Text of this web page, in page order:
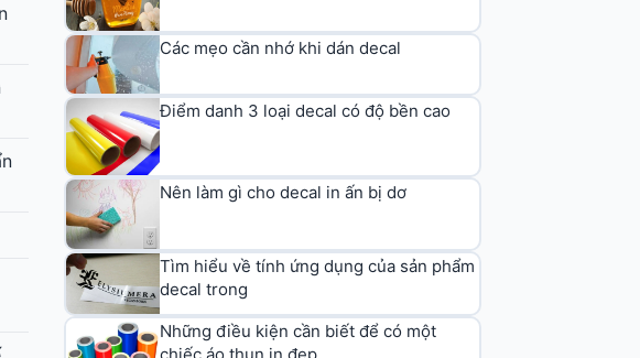
Tại sao decal nhiệt in áo bị kiến ăn mòn
Hàng hóa nào nên chọn decal dạng nào
Các mẹo cần nhớ khi dán decal
Điểm danh 3 loại decal có độ bền cao
Nên làm gì cho decal in ấn bị dơ